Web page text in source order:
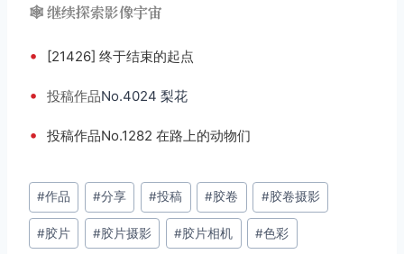
🕸️ 继续探索影像宇宙
• [21426] 终于结束的起点
• 投稿作品No.4024 梨花
• 投稿作品No.1282 在路上的动物们
文
章
标
#作品 #分享 #投稿 #胶卷 #胶卷摄影
#胶片 #胶片摄影 #胶片相机 #色彩